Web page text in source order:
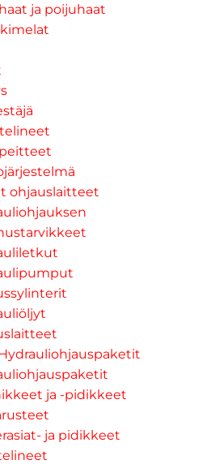
ja poijuhaat
ohjauslaitteet
ja -pidikkeet
ja pidikkeet